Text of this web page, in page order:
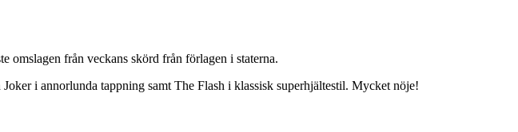
omslagen från veckans skörd från förlagen i staterna.
i annorlunda tappning samt The Flash i klassisk superhjältestil. Mycket nöje!